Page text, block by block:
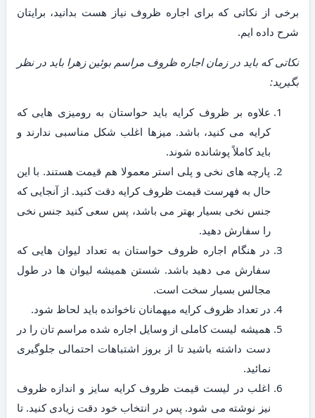
برخی از نکاتی که برای اجاره ظروف نیاز هست بدانید، برایتان
شرح داده ایم.
نکاتی که باید در زمان اجاره ظروف مراسم بوئین زهرا باید در نظر
بگیرید:
علاوه بر ظروف کرایه باید حواستان به رومیزی هایی که
کرایه می کنید، باشد. میزها اغلب شکل مناسبی ندارند و
باید کاملاً پوشانده شوند.
پارچه های نخی و پلی استر معمولا هم قیمت هستند. با این
حال به فهرست قیمت ظروف کرایه دقت کنید. از آنجایی که
جنس نخی بسیار بهتر می باشد، پس سعی کنید جنس نخی
را سفارش دهید.
در هنگام اجاره ظروف حواستان به تعداد لیوان هایی که
سفارش می دهید باشد. شستن همیشه لیوان ها در طول
مجالس بسیار سخت است.
در تعداد ظروف کرایه میهمانان ناخوانده باید لحاظ شود.
همیشه لیست کاملی از وسایل اجاره شده مراسم تان را در
دست داشته باشید تا از بروز اشتباهات احتمالی جلوگیری
نمائید.
اغلب در لیست قیمت ظروف کرایه سایز و اندازه ظروف
نیز نوشته می شود. پس در انتخاب خود دقت زیادی کنید. تا